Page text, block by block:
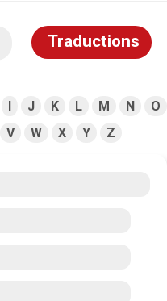
Traductions
I J K L M N
O
V W X Y Z